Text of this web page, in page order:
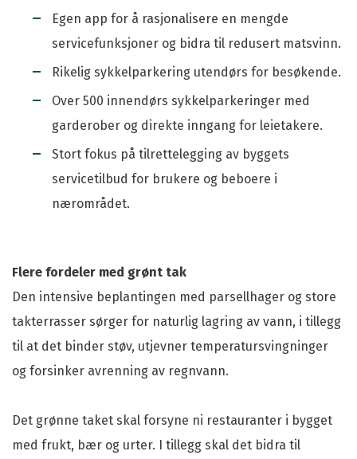
Egen app for å rasjonalisere en mengde
servicefunksjoner og bidra til redusert matsvinn.
Rikelig sykkelparkering utendørs for besøkende.
Over 500 innendørs sykkelparkeringer med
garderober og direkte inngang for leietakere.
Stort fokus på tilrettelegging av byggets
servicetilbud for brukere og beboere i
nærområdet.
Flere fordeler med grønt tak
Den intensive beplantingen med parsellhager og store
takterrasser sørger for naturlig lagring av vann, i tillegg
til at det binder støv, utjevner temperatursvingninger
og forsinker avrenning av regnvann.
Det grønne taket skal forsyne ni restauranter i bygget
med frukt, bær og urter. I tillegg skal det bidra til